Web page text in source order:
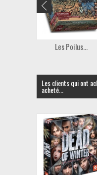
Les Poilus...
Les clients qui ont
acheté...